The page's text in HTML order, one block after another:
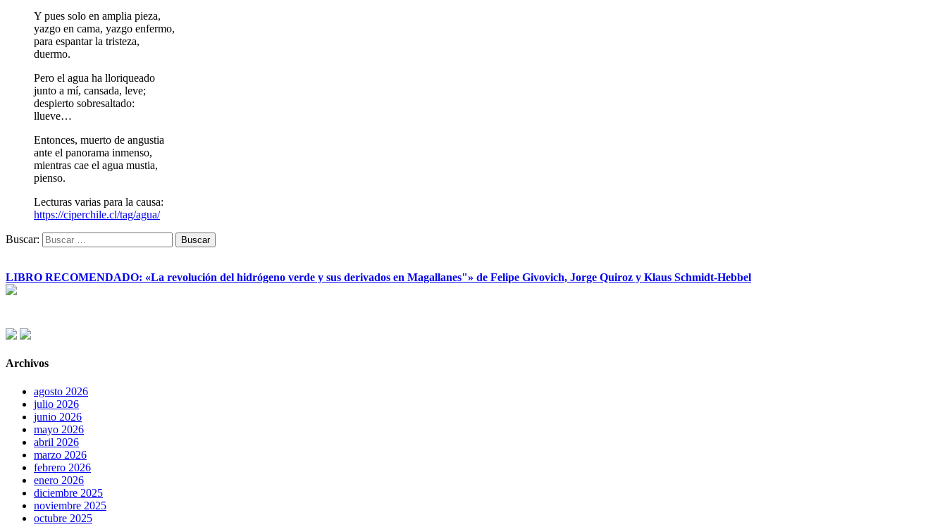
Y pues solo en amplia pieza,
yazgo en cama, yazgo enfermo,
para espantar la tristeza,
duermo.
Pero el agua ha lloriqueado
junto a mí, cansada, leve;
despierto sobresaltado:
llueve…
Entonces, muerto de angustia
ante el panorama inmenso,
mientras cae el agua mustia,
pienso.
Lecturas varias para la causa:
https://ciperchile.cl/tag/agua/
Buscar:
LIBRO RECOMENDADO: «La revolución del hidrógeno verde y sus derivados en Magallanes"» de Felipe Givovich, Jorge Quiroz y Klaus Schmidt-Hebbel
Archivos
agosto 2026
julio 2026
junio 2026
mayo 2026
abril 2026
marzo 2026
febrero 2026
enero 2026
diciembre 2025
noviembre 2025
octubre 2025